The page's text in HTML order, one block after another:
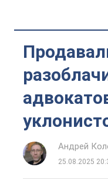
Андрей
25.08.2025